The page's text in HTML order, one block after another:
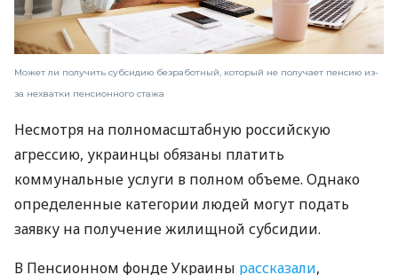
Может ли получить субсидию безработный, который не получает пенсию из-
за нехватки пенсионного стажа
Несмотря на полномасштабную российскую
агрессию, украинцы обязаны платить
коммунальные услуги в полном объеме. Однако
определенные категории людей могут подать
заявку на получение жилищной субсидии.
В Пенсионном фонде Украины рассказали,